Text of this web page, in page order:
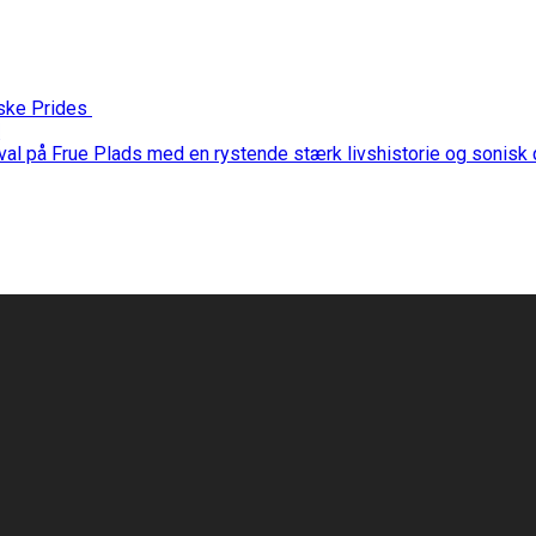
Prides
på Frue Plads med en rystende stærk livshistorie og sonisk